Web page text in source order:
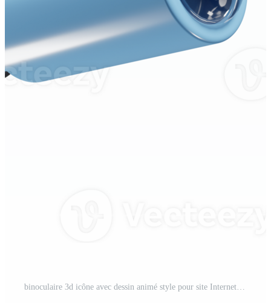
binoculaire 3d icône avec dessin animé style pour site Internet conception présentation. 3d le rendu icône PNG Pro